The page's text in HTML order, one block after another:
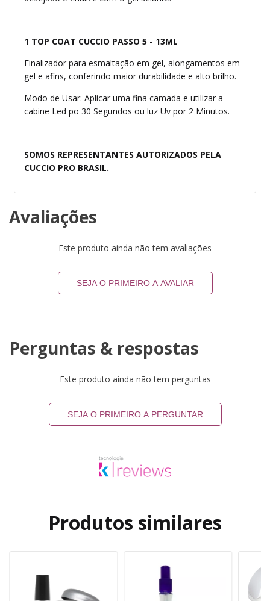
1 TOP COAT CUCCIO PASSO 5 - 13ML
Finalizador para esmaltação em gel, alongamentos em
gel e afins, conferindo maior durabilidade e alto brilho.
Modo de Usar: Aplicar uma fina camada e utilizar a
cabine Led po 30 Segundos ou luz Uv por 2 Minutos.
SOMOS REPRESENTANTES AUTORIZADOS PELA
CUCCIO PRO BRASIL.
Avaliações
Este produto ainda não tem avaliações
SEJA O PRIMEIRO A AVALIAR
Perguntas & respostas
Este produto ainda não tem perguntas
SEJA O PRIMEIRO A PERGUNTAR
Produtos similares